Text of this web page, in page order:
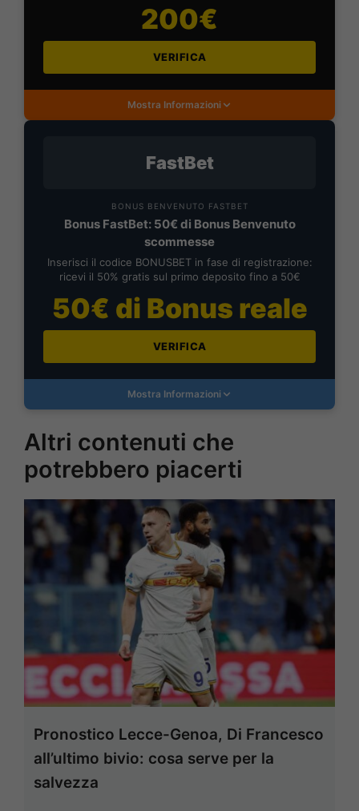
200€
VERIFICA
Mostra Informazioni
FastBet
BONUS BENVENUTO FASTBET
Bonus FastBet: 50€ di Bonus Benvenuto
scommesse
Inserisci il codice BONUSBET in fase di registrazione:
ricevi il 50% gratis sul primo deposito fino a 50€
50€ di Bonus reale
VERIFICA
Mostra Informazioni
Altri contenuti che
potrebbero piacerti
Pronostico Lecce-Genoa, Di Francesco
all’ultimo bivio: cosa serve per la
salvezza